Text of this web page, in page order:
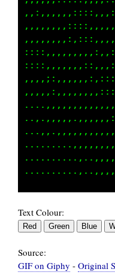
Text Colour:
Source:
GIF on Giphy - Original